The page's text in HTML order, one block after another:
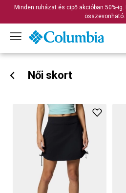
Minden ruházat és cipő akcióban 50%-
összevonható.
Női skort